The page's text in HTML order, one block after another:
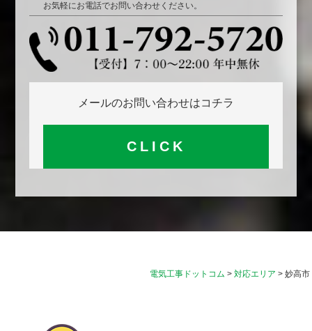
お気軽にお電話でお問い合わせください。
メールのお問い合わせはコチラ
CLICK
電気工事ドットコム > 対応エリア > 妙高市